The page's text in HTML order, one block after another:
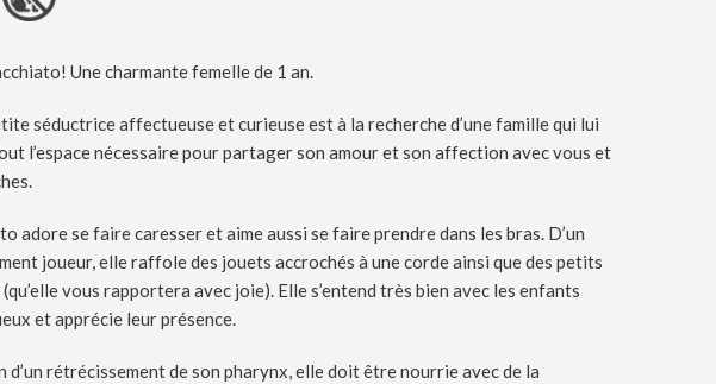
Une charmante femelle de 1 an.
séductrice affectueuse et curieuse est à la recherche d’une famille qui lui
l’espace nécessaire pour partager son amour et son affection avec vous et
adore se faire caresser et aime aussi se faire prendre dans les bras. D’un
joueur, elle raffole des jouets accrochés à une corde ainsi que des petits
vous rapportera avec joie). Elle s’entend très bien avec les enfants
et apprécie leur présence.
d’un rétrécissement de son pharynx, elle doit être nourrie avec de la